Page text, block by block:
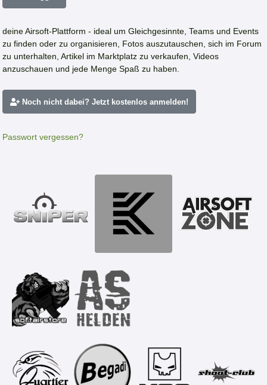
deine Airsoft-Plattform - ideal um Gleichgesinnte, Teams und Events
zu finden oder zu organisieren, Fotos auszutauschen, sich im Forum
zu unterhalten, Artikel im Marktplatz zu verkaufen, Videos
anzuschauen und jede Menge Spaß zu haben.
Noch nicht dabei? Jetzt kostenlos anmelden!
Passwort vergessen?